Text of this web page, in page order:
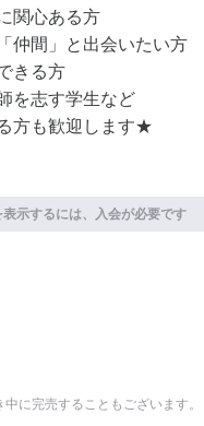
関心ある方
仲間」と出会いたい方
きる方
を志す学生など
方も歓迎します★
表示するには、入会が必要です
中に完売することもございます。